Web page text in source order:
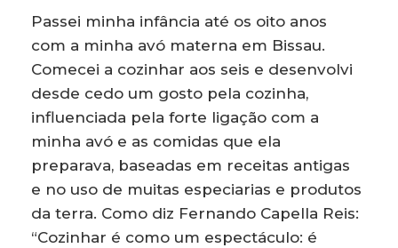
Passei minha infância até os oito anos
com a minha avó materna em Bissau.
Comecei a cozinhar aos seis e desenvolvi
desde cedo um gosto pela cozinha,
influenciada pela forte ligação com a
minha avó e as comidas que ela
preparava, baseadas em receitas antigas
e no uso de muitas especiarias e produtos
da terra. Como diz Fernando Capella Reis:
“Cozinhar é como um espectáculo: é